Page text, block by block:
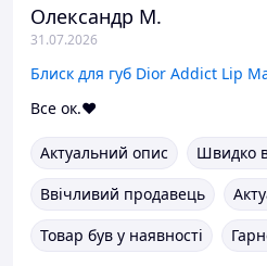
Олександр М.
31.07.2026
Все ок.❤️
Актуальний опис
Швидко
Ввічливий продавець
Товар був у наявності